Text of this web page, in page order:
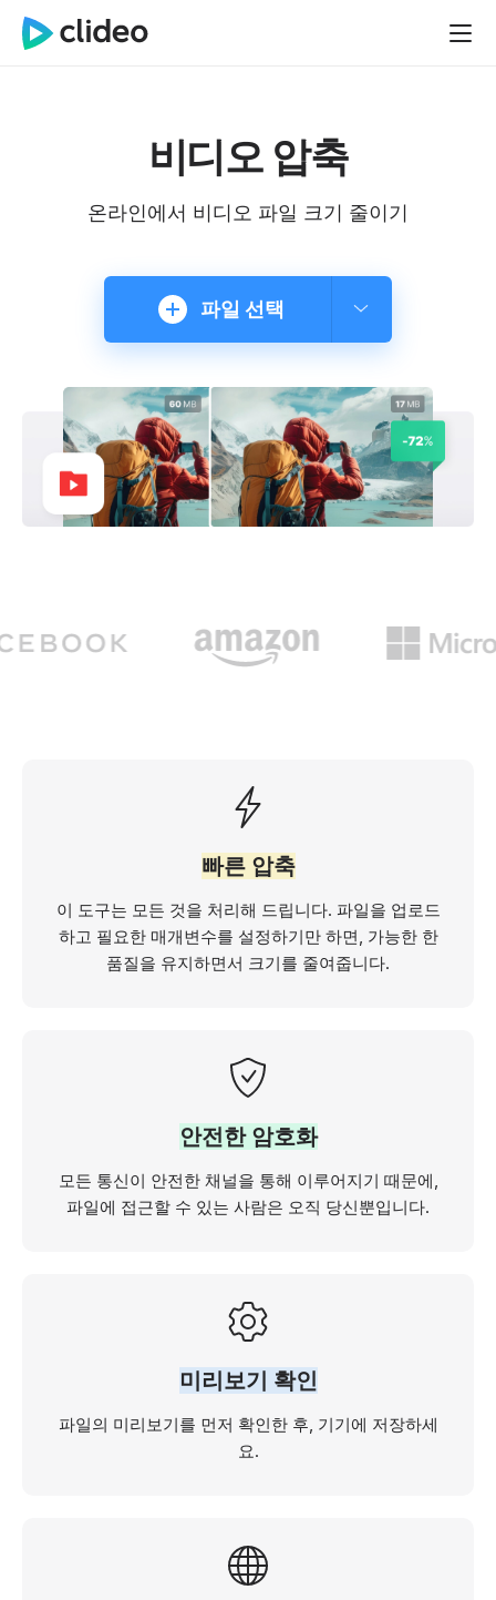
비디오 압축
온라인에서 비디오 파일 크기 줄이기
파일 선택
빠른 압축
이 도구는 모든 것을 처리해 드립니다. 파일을 업로드
하고 필요한 매개변수를 설정하기만 하면, 가능한 한
품질을 유지하면서 크기를 줄여줍니다.
안전한 암호화
모든 통신이 안전한 채널을 통해 이루어지기 때문에,
파일에 접근할 수 있는 사람은 오직 당신뿐입니다.
미리보기 확인
파일의 미리보기를 먼저 확인한 후, 기기에 저장하세
요.